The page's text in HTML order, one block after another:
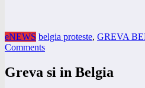
eNEWS belgia proteste, GREVA
Comments
Greva si in Belgia